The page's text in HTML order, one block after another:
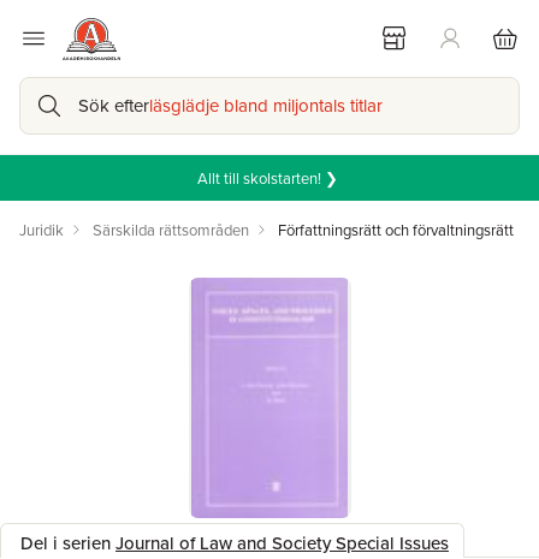
Sök efterläsglädje bland miljontals titlar
Allt till skolstarten! ❯
Juridik Särskilda rättsområden Författningsrätt och förvaltningsrätt
Del i serienJournal of Law and Society Special Issues